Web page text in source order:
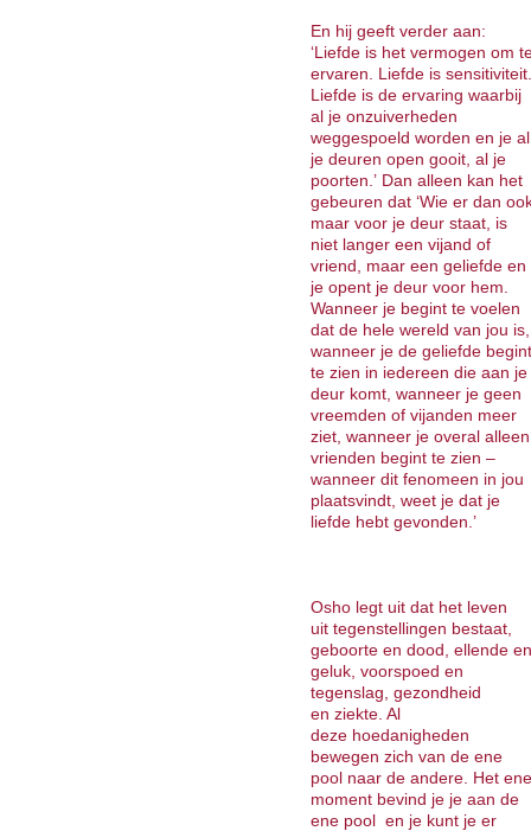
En hij geeft verder aan:
‘Liefde is het vermogen om
ervaren. Liefde is sensitiviteit.
Liefde is de ervaring waarbij
al je onzuiverheden
weggespoeld worden en je al
je deuren open gooit, al je
poorten.’ Dan alleen kan het
gebeuren dat ‘Wie er dan
maar voor je deur staat, is
niet langer een vijand of
vriend, maar een geliefde en
je opent je deur voor hem.
Wanneer je begint te voelen
dat de hele wereld van jou is,
wanneer je de geliefde begint
te zien in iedereen die aan je
deur komt, wanneer je geen
vreemden of vijanden meer
ziet, wanneer je overal alleen
vrienden begint te zien –
wanneer dit fenomeen in jou
plaatsvindt, weet je dat je
liefde hebt gevonden.’
Osho legt uit dat het leven
uit tegenstellingen bestaat,
geboorte en dood, ellende en
geluk, voorspoed en
tegenslag, gezondheid
en ziekte. Al
deze hoedanigheden
bewegen zich van de ene
pool naar de andere. Het ene
moment bevind je je aan de
ene pool en je kunt je er